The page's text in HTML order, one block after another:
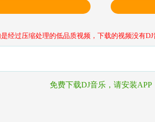
经过压缩处理的低品质视频，下载的视频没有
免费下载DJ音乐，请安装APP